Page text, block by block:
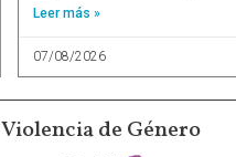
Leer más »
07/08/2026
Violencia de Género